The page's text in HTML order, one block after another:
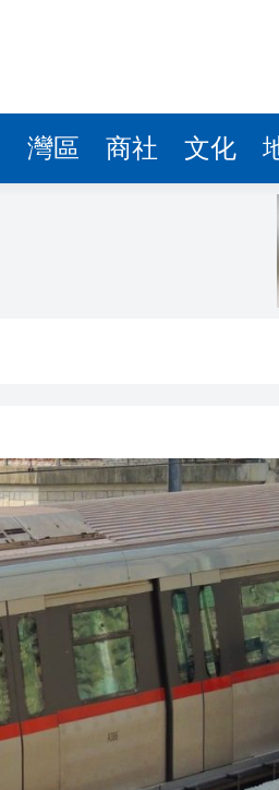
灣區 商社 文化
股價漲近2%
河源開賽